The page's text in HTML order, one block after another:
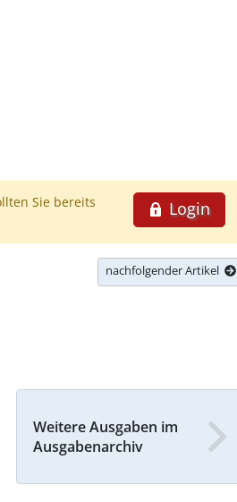
Login
Sie bereits
nachfolgender Artikel
Weitere Ausgaben im
Ausgabenarchiv